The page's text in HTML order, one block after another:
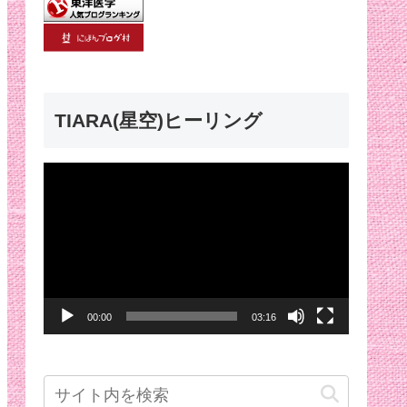
TIARA(星空)ヒーリング
00:00 03:16